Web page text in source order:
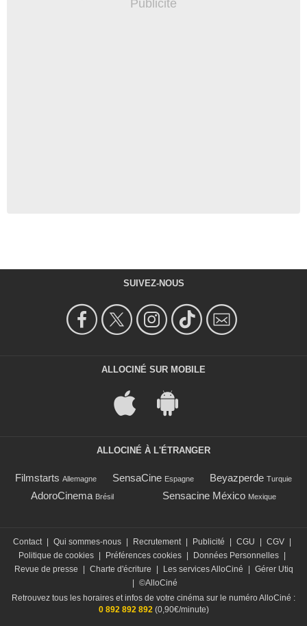
SUIVEZ-NOUS
ALLOCINÉ SUR MOBILE
ALLOCINÉ À L'ÉTRANGER
Filmstarts Allemagne SensaCine Espagne Beyazperde Turquie
AdoroCinema Brésil Sensacine México Mexique
Contact Qui sommes-nous Recrutement Publicité CGU CGV
Politique de cookies
Préférences cookies Données Personnelles
Revue de presse
Charte d'écriture Les services AlloCiné
Gérer Utiq
©AlloCiné
Retrouvez tous les horaires et infos de votre cinéma sur le numéro AlloCiné :
0 892 892 892(0,90€/minute)